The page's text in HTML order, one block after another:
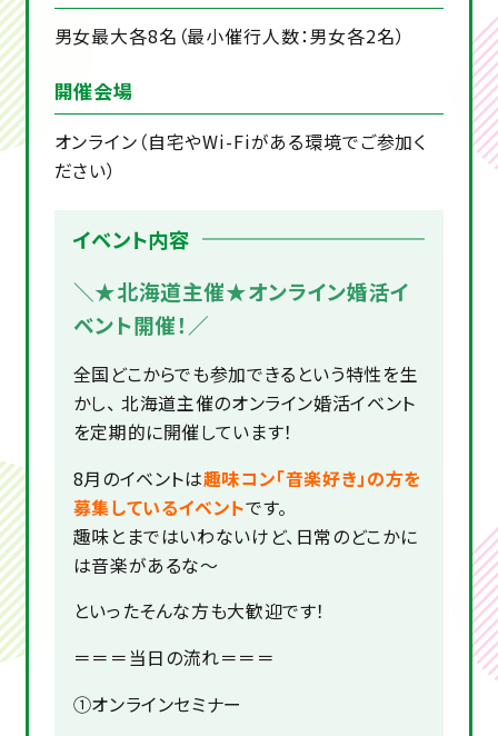
男女最大各8名（最小催行人数：男女各2名）
開催会場
オンライン（自宅やWi-Fiがある環境でご参加く
ださい）
イベント内容
＼★北海道主催★オンライン婚活イ
ベント開催！／
全国どこからでも参加できるという特性を生
かし、 北海道主催のオンライン婚活イベント
を定期的に開催しています！
8月のイベントは趣味コン「音楽好き」の方を
募集しているイベントです。
趣味とまではいわないけど、日常のどこかに
は音楽があるな～
といったそんな方も大歓迎です！
＝＝＝当日の流れ＝＝＝
①オンラインセミナー